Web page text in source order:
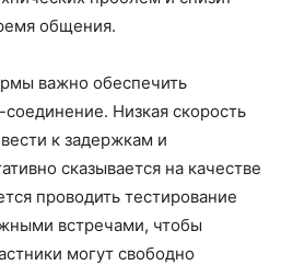
общения.
важно обеспечить
Низкая скорость
к задержкам и
сказывается на качестве
проводить тестирование
встречами, чтобы
могут свободно